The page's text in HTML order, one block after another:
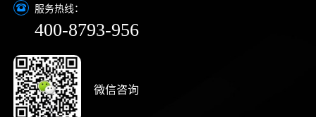
服务热线：
400-8793-956
微信咨询